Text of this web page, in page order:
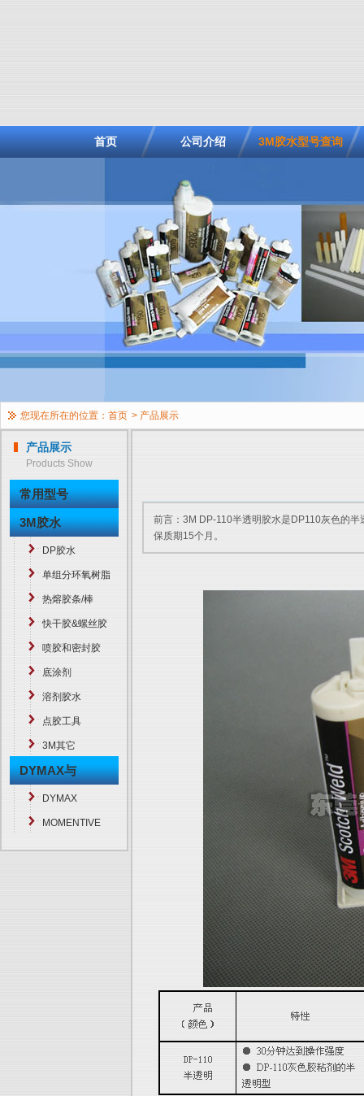
首页 公司介绍 3M胶水型号查询
您现在所在的位置： 首页 > 产品展示
产品展示
Products Show
常用型号
3M胶水
DP胶水
单组分环氧树脂
热熔胶条/棒
快干胶&螺丝胶
喷胶和密封胶
底涂剂
溶剂胶水
点胶工具
3M其它
DYMAX与
MOMENTIVE
DYMAX
MOMENTIVE
前言：3M DP-110半透明胶水是DP110灰色的
保质期15个月。